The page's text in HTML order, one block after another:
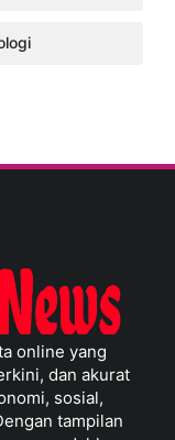
online yang
dan akurat
sosial,
tampilan